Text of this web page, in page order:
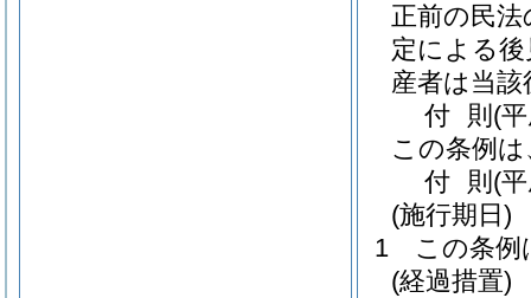
正前の民
定による
産者は当
付 則 (
この条例
付 則 (
(施行期日)
1
この条例
(経過措置)